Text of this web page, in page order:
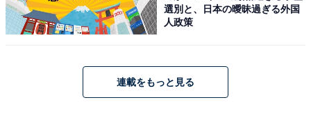
道）、「さわやかで顔立ちが整っていてイケメンです」
（50代女性／広島県）、「令和のイケメンという感じ
都）などの意見が寄せられました。
選別と、日本の曖昧過ぎる外国
人政策
連載をもっと見る